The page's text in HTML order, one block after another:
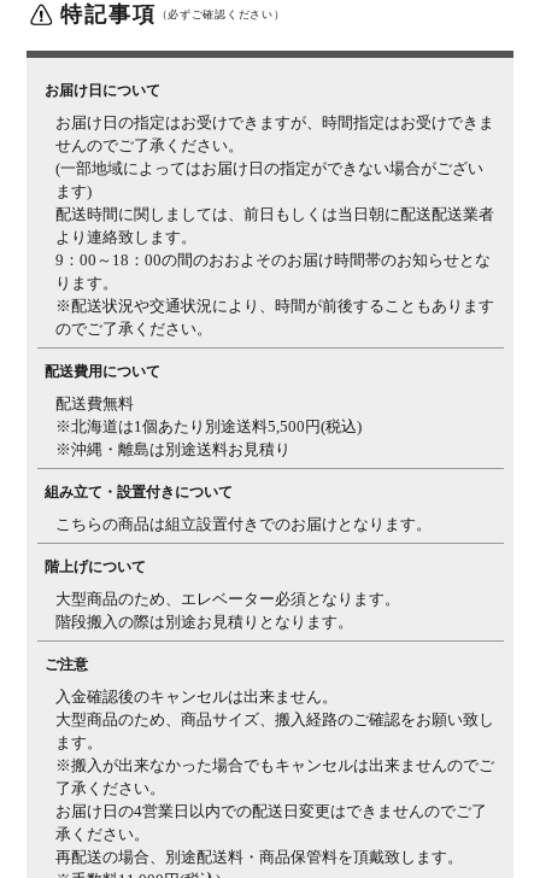
目・節、色調など個体差があります。予めご了承くださ
い。
特記事項 （必ずご確認ください）
お届け日について
お届け日の指定はお受けできますが、時間指定はお受けできま
せんのでご了承ください。
(一部地域によってはお届け日の指定ができない場合がござい
ます)
配送時間に関しましては、前日もしくは当日朝に配送配送業者
より連絡致します。
9：00～18：00の間のおおよそのお届け時間帯のお知らせとな
ります。
※配送状況や交通状況により、時間が前後することもあります
のでご了承ください。
配送費用について
配送費無料
※北海道は1個あたり別途送料5,500円(税込)
※沖縄・離島は別途送料お見積り
組み立て・設置付きについて
こちらの商品は組立設置付きでのお届けとなります。
階上げについて
大型商品のため、エレベーター必須となります。
階段搬入の際は別途お見積りとなります。
ご注意
入金確認後のキャンセルは出来ません。
大型商品のため、商品サイズ、搬入経路のご確認をお願い致し
ます。
※搬入が出来なかった場合でもキャンセルは出来ませんのでご
了承ください。
お届け日の4営業日以内での配送日変更はできませんのでご了
承ください。
再配送の場合、別途配送料・商品保管料を頂戴致します。